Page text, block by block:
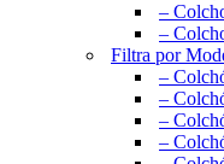
–
–
Filtra por
–
–
–
–